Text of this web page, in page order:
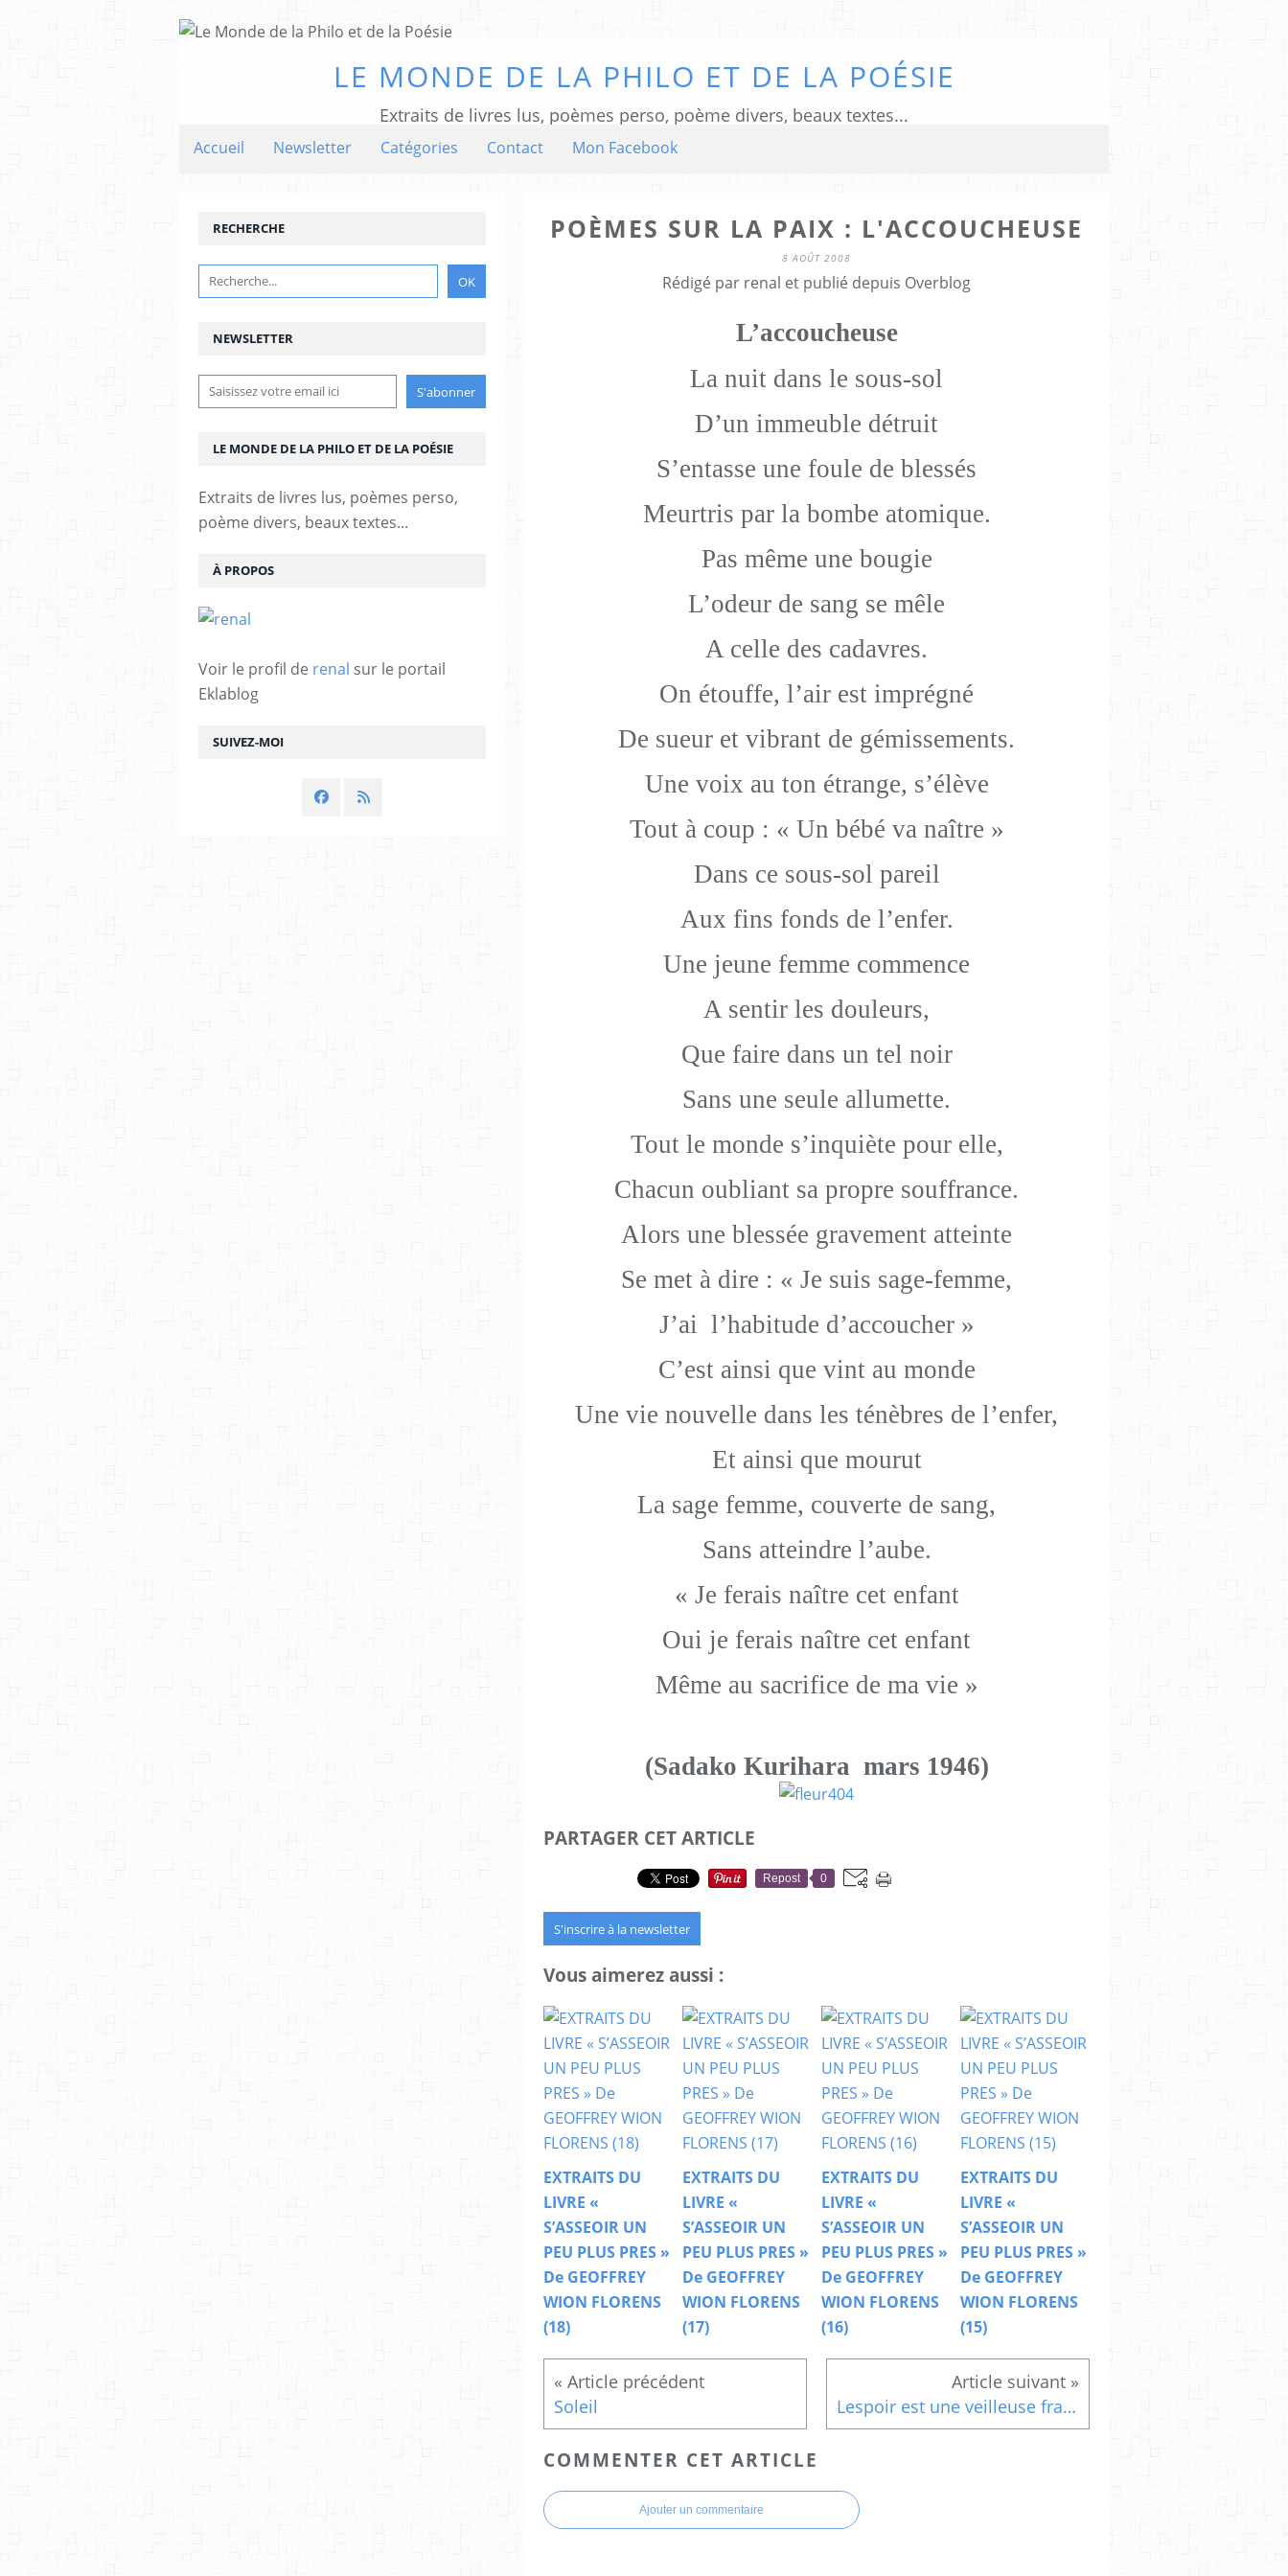
LE MONDE DE LA PHILO ET DE LA POÉSIE
Extraits de livres lus, poèmes perso, poème divers, beaux textes...
Accueil Newsletter Catégories Contact Mon Facebook
POÈMES SUR LA PAIX : L'ACCOUCHEUSE
8 AOÛT 2008
Rédigé par renal et publié depuis Overblog
L’accoucheuse
La nuit dans le sous-sol
D’un immeuble détruit
S’entasse une foule de blessés
Meurtris par la bombe atomique.
Pas même une bougie
L’odeur de sang se mêle
A celle des cadavres.
On étouffe, l’air est imprégné
De sueur et vibrant de gémissements.
Une voix au ton étrange, s’élève
Tout à coup : « Un bébé va naître »
Dans ce sous-sol pareil
Aux fins fonds de l’enfer.
Une jeune femme commence
A sentir les douleurs,
Que faire dans un tel noir
Sans une seule allumette.
Tout le monde s’inquiète pour elle,
Chacun oubliant sa propre souffrance.
Alors une blessée gravement atteinte
Se met à dire : « Je suis sage-femme,
J’ai l’habitude d’accoucher »
C’est ainsi que vint au monde
Une vie nouvelle dans les ténèbres de l’enfer,
Et ainsi que mourut
La sage femme, couverte de sang,
Sans atteindre l’aube.
« Je ferais naître cet enfant
Oui je ferais naître cet enfant
Même au sacrifice de ma vie »
(Sadako Kurihara mars 1946)
PARTAGER CET ARTICLE
Repost 0
S'inscrire à la newsletter
Vous aimerez aussi :
EXTRAITS DU
LIVRE «
S’ASSEOIR UN
PEU PLUS PRES »
De GEOFFREY
WION FLORENS
(18)
EXTRAITS DU
LIVRE «
S’ASSEOIR UN
PEU PLUS PRES »
De GEOFFREY
WION FLORENS
(17)
EXTRAITS DU
LIVRE «
S’ASSEOIR UN
PEU PLUS PRES »
De GEOFFREY
WION FLORENS
(16)
EXTRAITS DU
LIVRE «
S’ASSEOIR UN
PEU PLUS PRES »
De GEOFFREY
WION FLORENS
(15)
Soleil Lespoir est une veilleuse fragile
COMMENTER CET ARTICLE
Ajouter un commentaire
NEWSLETTER
SUIVEZ-MOI
RECHERCHE
LE MONDE DE LA PHILO ET DE LA POÉSIE
Extraits de livres lus, poèmes perso,
poème divers, beaux textes...
À PROPOS
Voir le profil de renal sur le portail
Eklablog